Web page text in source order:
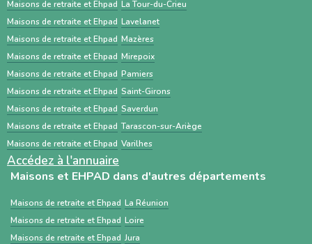
meilleur accompagnement.
complémentaires. À l’inverse, ViaTrajectoire
est un service public gratuit, destiné
principalement aux professionnels de santé,
centré sur les demandes d’admission en
établissements médico-sociaux via un dossier
standardisé.
Maisons de retraite et Ehpad La Tour-du-Crieu
Maisons de retraite et Ehpad Lavelanet
Maisons de retraite et Ehpad Mazères
Maisons de retraite et Ehpad Mirepoix
Maisons de retraite et Ehpad Pamiers
Maisons de retraite et Ehpad Saint-Girons
Maisons de retraite et Ehpad Saverdun
Maisons de retraite et Ehpad Tarascon-sur-Ariège
Maisons de retraite et Ehpad Varilhes
Accédez à l'annuaire
Maisons et EHPAD dans d'autres départements
Maisons de retraite et Ehpad La Réunion
Maisons de retraite et Ehpad Loire
Maisons de retraite et Ehpad Jura